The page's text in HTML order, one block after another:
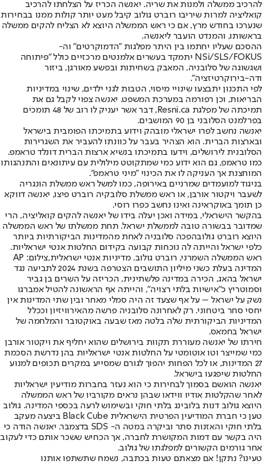
להרכיב ממשלה ולמנות את שריה. יאנשה הכריז על הצלחתו להרכיב
קואליציה למרות שיריבו רוברט גולוב קיבל מעט יותר קולות ממנו בבחירות
שנערכו בחודש מרץ, אם כי ראש הממשלה היוצא לא הצליח להקים ממשלה
בראשותו, והמנדט הועבר ליאנשה.
ההסכם שעליו יחתמו בין היתר מפלגות "הדמוקרטים" וה-
NSi/SLS/FOKUS יתמקד בעשרים אלמנטים מרכזיים כולל "פיתוחה
ושגשוגה של סלובניה, המאבק בשחיתות ובפשע מאורגן, ביזור
ודה-בירוקרטיזציה".
לפי התכנון יתבצעו שינויי מיסוי, הטבות לגני ילדים, שינוי במדיניות
הבריאות, וכן רפורמה במערכת המשפט. יאנשה צפוי לקבל גם את
תמיכתה של מפלגת Resni.ca, דבר אשר יעניק לו רוב של 48 תומכים
בפרלמנט הסלובני בן 90 המושבים.
יאנשה נחשב לפרו ישראלי מובהק וידוע בתמיכתו הפומבית בישראל
ובארצות הברית. הוא הצהיר בעבר על כוונתו להעביר את השגרירות
הסלובנית לירושלים, וידעו בתמיכתו בנשיא ארצות הברית דונלד טראמפ.
כמו טראמפ, גם הוא ידוע כמי שמתקוטט מילולית עם עיתונאים והתנהגותו
המוחצנת אך העניקה לו את הכינוי "מיני טראמפ".
בניגוד למועמדים שמרניים באירופה, כמו למשל ראש ממשלת הונגריה
לשעבר ויקטור אורבן, או ראש ממשלת סלובקיה רוברט פיצו, יאנשה דווקא
כן תומך באוקראינה ואינו נחשב כפרו רוסי.
בהקשר הישראלי, במידה ואכן יעלה בידו של יאנשה להקים קואליציה, הרי
שמדובר בבשורה טובה לממשלת ישראל. תחת ממשלתו של ראש הממשלה
היוצא רוברט גולובהפכה סלובניה לאחת מהמדינות הביקורתיות ביותר
כלפי ישראל והייתה לה נוכחות קבועה בקידום החלטות אנטי ישראליות.
ראש הממשלה השמרני, רוברט גולוב. מדיניות אנטי ישראלית,צילום: AP
המדינה בעלת כשני מיליון התושבים הצטרפה בשנת 2024 לתביעה נגד
ישראל בהאג, הכירה במדינה פלשתינית, הכריזה על השרים בן גביר
וסמוטריץ כ"אישיות בלתי רצויה", והייתה אף הראשונה להטיל אמברגו
נשק על ישראל – על אף שצעד זה היה סמלי מאחר ובין שתי המדינות אין
יחסי סחר ביטחוני. רק לאחרונה סלובניה פרשה מהאירוויזיון וככלל
המדיניות הביקורתית שלה בלטה מאז שבעה באוקטובר והמלחמה של
ישראל בחמאס.
חירתו של יאנשה מעוררת תקוות בירושלים שהוא יחליף את ויקטור אורבן
כמי שמייצר וטו אוטומטי על החלטות אנטי ישראליות בהן נדרשת הסכמת
27 המדינות, או לכל הפחות יהפוך לגורם שמסייע במקרים תכופים למנוע
החלטות שיפגעו בישראל.
יאנשה הואשם בסמוך לבחירות כי הוא נעזר בחברות מודיעין ישראליות
לאחר שהקלטות אודיו ווידאו שבהן נראים מקורביו של ראש הממשלה
היוצא גולוב דנות בלובינג בלתי חוקי ובשימוש לרעה בכספי המדינה. גולוב
טען כי חברת המודיעין הפרטית הישראלית Black Cube ביצעה מעקב
בלתי חוקי והאזנות סתר וביקרה במטה ה- SDS בדצמבר. יאנשה הודה כי
היה בקשר עם דמות המקושרת לחברה, אך הכחיש ששכר אותם כדי לעקוב
אחר גורמים הקשורים למפלגתו של גולוב.
טעינו? נתקן! אם מצאתם טעות בכתבה, נשמח שתשתפו אותנו